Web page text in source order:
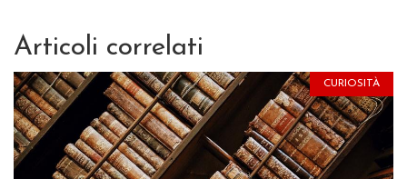
Articoli correlati
CURIOSITÀ